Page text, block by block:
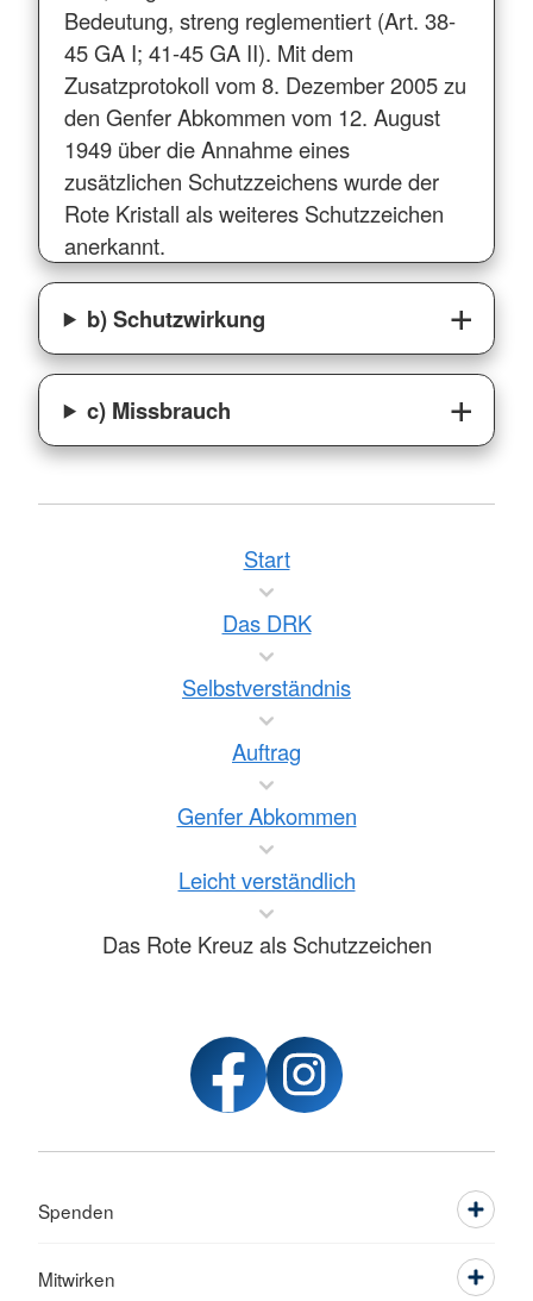
Bedeutung, streng reglementiert (Art. 38-
45 GA I; 41-45 GA II). Mit dem
Zusatzprotokoll vom 8. Dezember 2005 zu
den Genfer Abkommen vom 12. August
1949 über die Annahme eines
zusätzlichen Schutzzeichens wurde der
Rote Kristall als weiteres Schutzzeichen
anerkannt.
b) Schutzwirkung
c) Missbrauch
Start
Das DRK
Selbstverständnis
Auftrag
Genfer Abkommen
Leicht verständlich
Das Rote Kreuz als Schutzzeichen
Spenden
Mitwirken